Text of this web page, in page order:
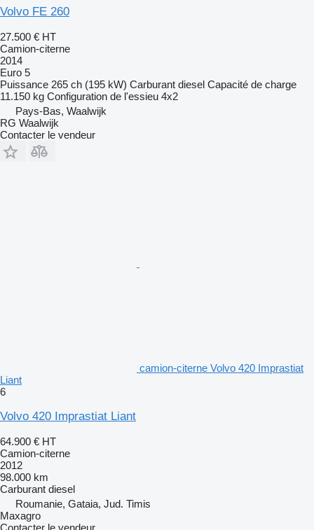
Volvo FE 260
27.500 € HT
Camion-citerne
2014
Euro 5
Puissance 265 ch (195 kW) Carburant diesel Capacité de charge
11.150 kg Configuration de l'essieu 4x2
Pays-Bas, Waalwijk
RG Waalwijk
Contacter le vendeur
camion-citerne Volvo 420 Imprastiat
Liant
6
Volvo 420 Imprastiat Liant
64.900 € HT
Camion-citerne
2012
98.000 km
Carburant diesel
Roumanie, Gataia, Jud. Timis
Maxagro
Contacter le vendeur